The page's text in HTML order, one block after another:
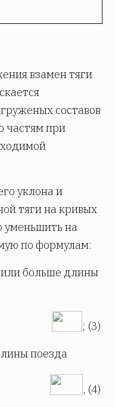
взамен тяги
составов
частям при
уклона и
тяги на кривых
уменьшить на
по формулам:
больше длины
; (3)
поезда
, (4)